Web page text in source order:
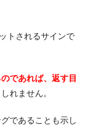
トされるサインで
であれば、返す目
れません。
であることも示し